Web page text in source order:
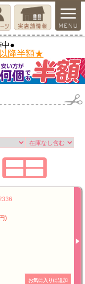
中●
降半額★
)